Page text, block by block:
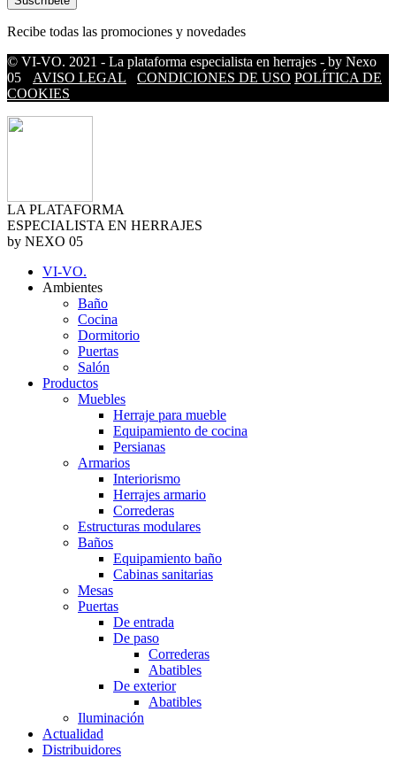
Recibe todas las promociones y novedades
© VI-VO. 2021 - La plataforma especialista en herrajes - by Nexo
05
AVISO LEGAL CONDICIONES DE USO POLÍTICA DE
COOKIES
LA PLATAFORMA
ESPECIALISTA EN HERRAJES
by NEXO 05
VI-VO.
Ambientes
Baño
Cocina
Dormitorio
Puertas
Salón
Productos
Muebles
Herraje para mueble
Equipamiento de cocina
Persianas
Armarios
Interiorismo
Herrajes armario
Correderas
Estructuras modulares
Baños
Equipamiento baño
Cabinas sanitarias
Mesas
Puertas
De entrada
De paso
Correderas
Abatibles
De exterior
Abatibles
Iluminación
Actualidad
Distribuidores